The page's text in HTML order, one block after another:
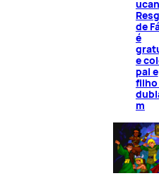
de
é
e
pai e
filho
m